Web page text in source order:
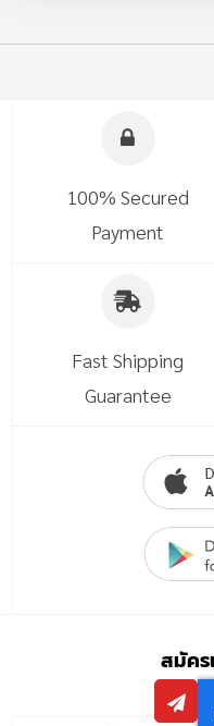
100% Secured
Payment
Fast Shipping
Guarantee
สมัคร